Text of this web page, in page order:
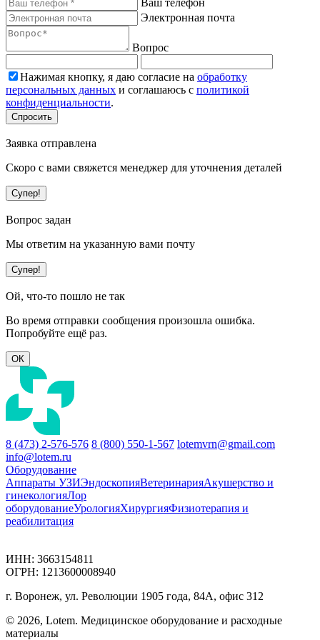
Ваш телефон
Электронная почта
Вопрос
Нажимая кнопку, я даю согласие на обработку
персональных данных и соглашаюсь с политикой
конфиденциальности.
Спросить
Заявка отправлена
Скоро с вами свяжется менеджер для уточнения деталей
Супер!
Вопрос задан
Мы ответим на указанную вами почту
Супер!
Ой, что-то пошло не так
Во время отправки сообщения произошла ошибка.
Попробуйте ещё раз.
ОК
8 (473) 2-576-576 8 (800) 550-1-567 lotemvrn@gmail.com
info@lotem.ru
Оборудование
Аппараты УЗИЭндоскопияВетеринарияАкушерство и
гинекологияЛор
оборудованиеУрологияХирургияФизиотерапия и
реабилитация
ИНН: 3663154811
ОГРН: 1213600008940
г. Воронеж, ул. Революции 1905 года, 84А, офис 312
© 2026, Lotem. Медицинское оборудование и расходные
материалы